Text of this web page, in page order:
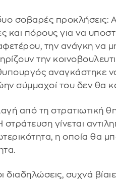
σοβαρές προκλήσεις:
και πόρους για να
την ανάγκη να
την
αναγκάστηκε
σύμμαχοί του δεν θα
από τη στρατιωτική
γίνεται
η οποία θα
διαδηλώσεις, συχνά